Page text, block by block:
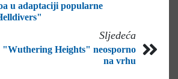
u adaptaciji popularne
Sljedeća
"Wuthering Heights" neosporno
na vrhu